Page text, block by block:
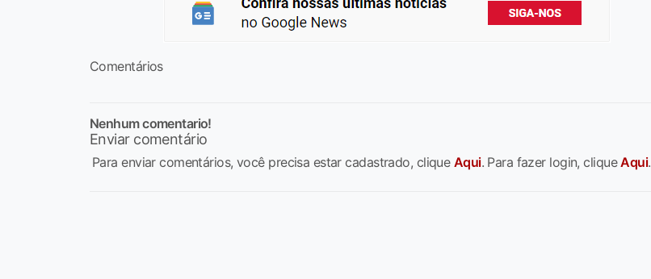
Comentários
Nenhum comentario!
Enviar comentário
Para enviar comentários, você precisa estar cadastrado, clique Aqui. Para fazer login, cliqueAqui.